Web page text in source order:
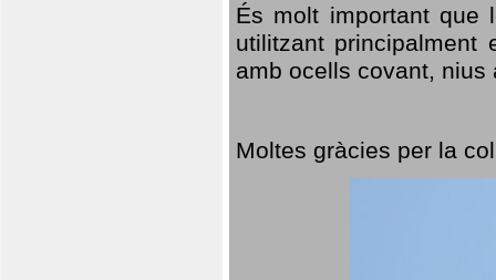
És molt important que
utilitzant
amb ocells covant,
Moltes gràcies per la